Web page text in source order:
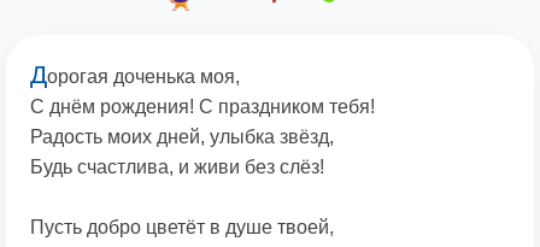
Дорогая доченька моя,
С днём рождения! С праздником тебя!
Радость моих дней, улыбка звёзд,
Будь счастлива, и живи без слёз!
Пусть добро цветёт в душе твоей,